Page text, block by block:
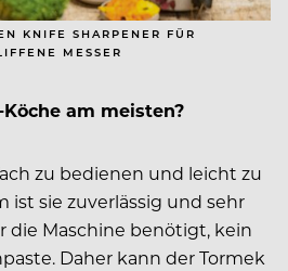
KNIFE SHARPENER FÜR
MESSER
am meisten?
zu bedienen und leicht zu
ist sie zuverlässig und sehr
die Maschine benötigt, kein
Daher kann der Tormek